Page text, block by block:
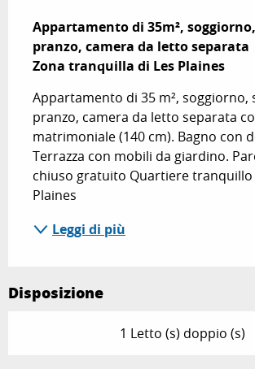
Appartamento di 35m²,
pranzo, camera da letto separata
Zona tranquilla di Les Plaines
Appartamento di 35 m², soggiorno,
pranzo, camera da letto separata
matrimoniale (140 cm). Bagno con
Terrazza con mobili da giardino.
chiuso gratuito Quartiere tranquillo
Plaines
Leggi di più
Disposizione
1 Letto (s) doppio (s)